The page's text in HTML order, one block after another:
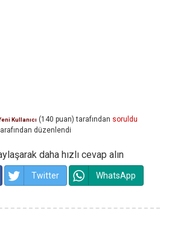
Kullanıcı (140 puan) tarafından soruldu
düzenlendi
daha hızlı cevap alın
Twitter WhatsApp